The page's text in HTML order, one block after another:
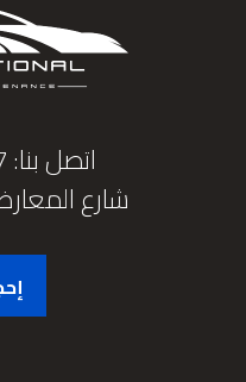
اتصل بنا: 0546638907
شارع